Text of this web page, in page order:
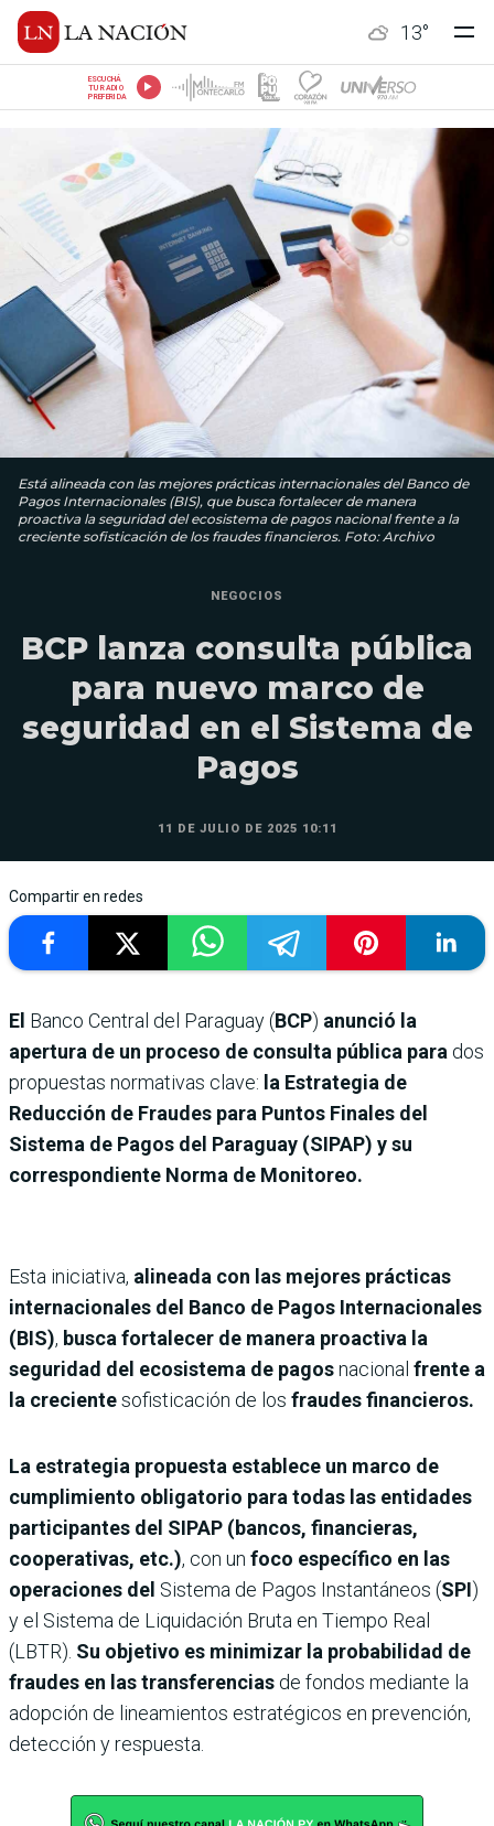
13°
ESCUCHÁ
TU RADIO
PREFERIDA
Está alineada con las mejores prácticas internacionales del Banco de
Pagos Internacionales (BIS), que busca fortalecer de manera
proactiva la seguridad del ecosistema de pagos nacional frente a la
creciente sofisticación de los fraudes financieros. Foto: Archivo
NEGOCIOS
BCP lanza consulta pública
para nuevo marco de
seguridad en el Sistema de
Pagos
11 DE JULIO DE 2025 10:11
Compartir en redes
El Banco Central del Paraguay (BCP) anunció la
apertura de un proceso de consulta pública para dos
propuestas normativas clave: la Estrategia de
Reducción de Fraudes para Puntos Finales del
Sistema de Pagos del Paraguay (SIPAP) y su
correspondiente Norma de Monitoreo.
Esta iniciativa, alineada con las mejores prácticas
internacionales del Banco de Pagos Internacionales
(BIS), busca fortalecer de manera proactiva la
seguridad del ecosistema de pagosnacional frente a
la crecientesofisticación de los fraudes financieros.
La estrategia propuesta establece un marco de
cumplimiento obligatorio para todas las entidades
participantes del SIPAP (bancos, financieras,
cooperativas, etc.), con un foco específico en las
operaciones del Sistema de Pagos Instantáneos (SPI)
y el Sistema de Liquidación Bruta en Tiempo Real
(LBTR). Su objetivo es minimizar la probabilidad de
fraudes en las transferencias de fondos mediante la
adopción de lineamientos estratégicos en prevención,
detección y respuesta.